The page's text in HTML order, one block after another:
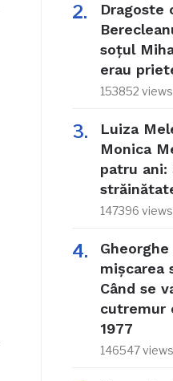
Dragoste
soțul
erau
153852 views
Luiza
Monica
patru ani:
147396 views
mișcarea
Când se
cutremur
1977
146547 views